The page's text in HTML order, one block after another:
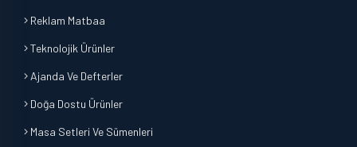
Reklam Matbaa
Teknolojik Ürünler
Ajanda Ve Defterler
Doğa Dostu Ürünler
Masa Setleri Ve Sümenleri